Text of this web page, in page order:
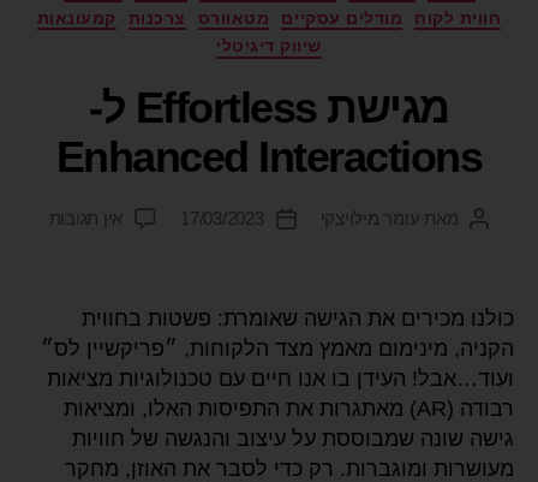
חווית לקוח
מודלים עסקיים מטאוורס צרכנות
קמעונאות
שיווק דיגיטלי
מגישת Effortless ל-
Enhanced Interactions
מאת עומר מילויצקי 17/03/2023 אין תגובות
כולנו מכירים את הגישה שאומרת: פשטות בחווית
הקניה, מינימום מאמץ מצד הלקוחות, ״פריקשיין לס״
ועוד…אבל! העידן בו אנו חיים עם טכנולוגיות מציאות
רבודה (AR) מאתגרות את התפיסות האלו, ומציאות
גישה שונה שמבוססת על עיצוב והנגשה של חוויות
מעושרות ומוגברות. רק כדי לסבר את האוזן, מחקר